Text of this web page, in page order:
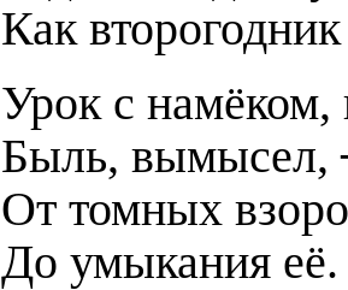
Как
Урок с намёком,
Быль, вымысел,
От томных
До умыкания её.